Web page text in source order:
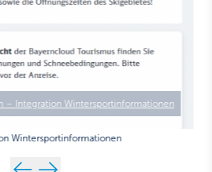
– Integration Wintersportinformationen
Wintersportinformationen